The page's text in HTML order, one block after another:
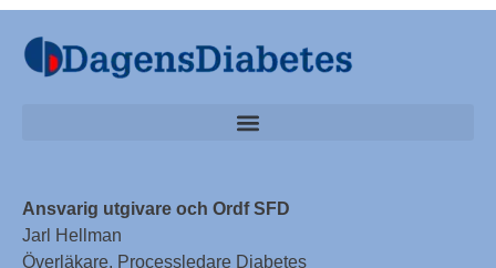
Ansvarig utgivare och Ordf SFD
Jarl Hellman
Överläkare, Processledare Diabetes